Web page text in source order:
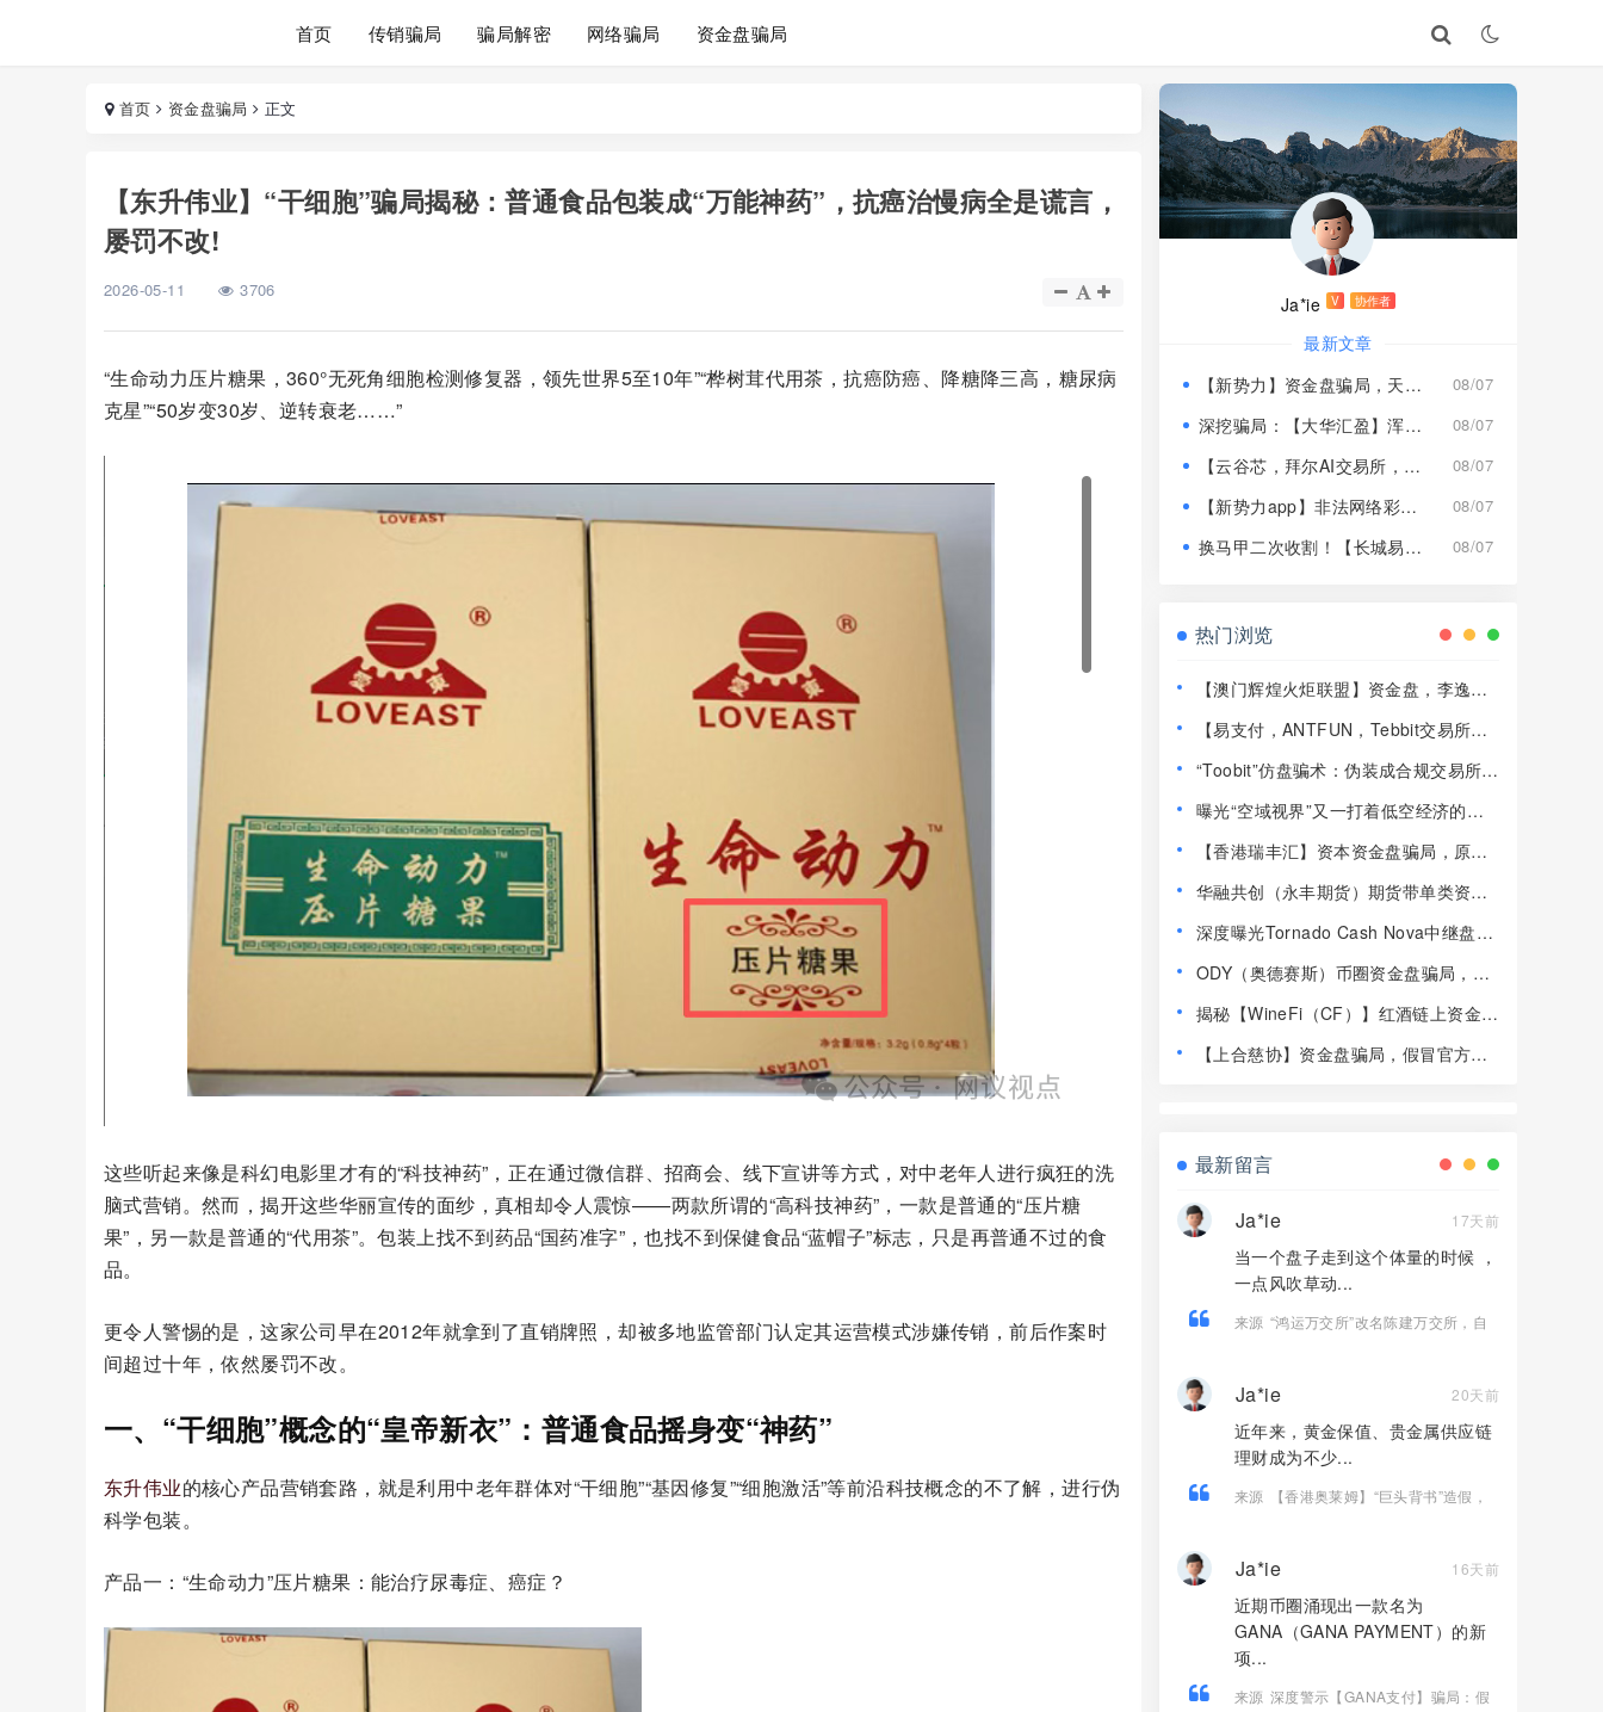
首页 传销骗局 骗局解密 网络骗局 资金盘骗局
首页 资金盘骗局 正文
【东升伟业】“干细胞”骗局揭秘：普通食品包装成“万能神药”，抗癌治慢病全是谎言，
屡罚不改!
2026-05-11 3706
“生命动力压片糖果，360°无死角细胞检测修复器，领先世界5至10年”“桦树茸代用茶，抗癌防癌、降糖降三高，糖尿病
克星”“50岁变30岁、逆转衰老……”
这些听起来像是科幻电影里才有的“科技神药”，正在通过微信群、招商会、线下宣讲等方式，对中老年人进行疯狂的洗
脑式营销。然而，揭开这些华丽宣传的面纱，真相却令人震惊——两款所谓的“高科技神药”，一款是普通的“压片糖
果”，另一款是普通的“代用茶”。包装上找不到药品“国药准字”，也找不到保健食品“蓝帽子”标志，只是再普通不过的食
品。
更令人警惕的是，这家公司早在2012年就拿到了直销牌照，却被多地监管部门认定其运营模式涉嫌传销，前后作案时
间超过十年，依然屡罚不改。
一、“干细胞”概念的“皇帝新衣”：普通食品摇身变“神药”
东升伟业的核心产品营销套路，就是利用中老年群体对“干细胞”“基因修复”“细胞激活”等前沿科技概念的不了解，进行伪
科学包装。
产品一：“生命动力”压片糖果：能治疗尿毒症、癌症？
Ja*ie V 协作者
最新文章
【新势力】资金盘骗局，天宫国际和平娱乐的狗推换个马甲又来割韭菜！
08/07
深挖骗局：【大华汇盈】浑身造假，冒用演员充当总监，啼笑皆非！ 08/07
【云谷芯，拜尔AI交易所，塔吉跨境电商】这3个项目都是骗局，近期跑路跟即将崩盘收割，赶紧远离！ 08/07
【新势力app】非法网络彩票骗局，“天宫国际”和“和平娱乐”骗子搞的杀猪盘，远离！ 08/07
换马甲二次收割！【长城易趣】平移【康盛科技】又是致命骗局！ 08/07
热门浏览
【澳门辉煌火炬联盟】资金盘，李逸川
路！
【易支付，ANTFUN，Tebbit交易所】
远离！
“Toobit”仿盘骗术：伪装成合规交易所，
骗局！
曝光“空域视界”又一打着低空经济的传
【香港瑞丰汇】资本资金盘骗局，原拓
华融共创（永丰期货）期货带单类资金
人，速度撤离！
深度曝光Tornado Cash Nova中继盘：
局！！！
ODY（奥德赛斯）币圈资金盘骗局，14
揭秘【WineFi（CF）】红酒链上资金盘
【上合慈协】资金盘骗局，假冒官方上
最新留言
Ja*ie 17天前
当一个盘子走到这个体量的时候 ，
一点风吹草动...
来源 “鸿运万交所”改名陈建万交所，自
Ja*ie 20天前
近年来，黄金保值、贵金属供应链
理财成为不少...
来源
【香港奥莱姆】“巨头背书”造假，
Ja*ie 16天前
近期币圈涌现出一款名为
GANA（GANA PAYMENT）的新
项...
来源 深度警示【GANA支付】骗局：假